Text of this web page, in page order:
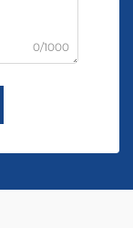
0/1000